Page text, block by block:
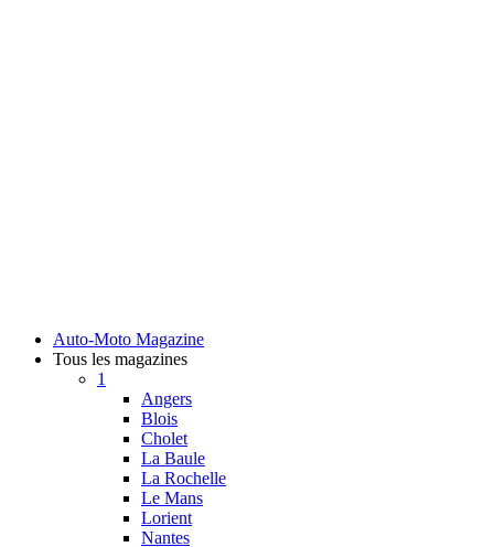
Auto-Moto Magazine
Tous les magazines
1
Angers
Blois
Cholet
La Baule
La Rochelle
Le Mans
Lorient
Nantes